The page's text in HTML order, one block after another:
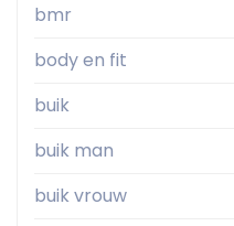
bmr
body en fit
buik
buik man
buik vrouw